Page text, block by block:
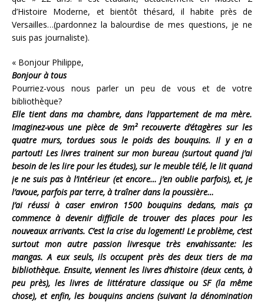
d’Histoire Moderne, et bientôt thésard, il habite près de
Versailles…(pardonnez la balourdise de mes questions, je ne
suis pas journaliste).
« Bonjour Philippe,
Bonjour à tous
Pourriez-vous nous parler un peu de vous et de votre
bibliothèque?
Elle tient dans ma chambre, dans l’appartement de ma mère.
Imaginez-vous une pièce de 9m² recouverte d’étagères sur les
quatre murs, tordues sous le poids des bouquins. Il y en a
partout! Les livres trainent sur mon bureau (surtout quand j’ai
besoin de les lire pour les études), sur le meuble télé, le lit quand
je ne suis pas à l’intérieur (et encore… j’en oublie parfois), et, je
l’avoue, parfois par terre, à traîner dans la poussière…
J’ai réussi à caser environ 1500 bouquins dedans, mais ça
commence à devenir difficile de trouver des places pour les
nouveaux arrivants. C’est la crise du logement! Le problème, c’est
surtout mon autre passion livresque très envahissante: les
mangas. A eux seuls, ils occupent près des deux tiers de ma
bibliothèque. Ensuite, viennent les livres d’histoire (deux cents, à
peu près), les livres de littérature classique ou SF (la même
chose), et enfin, les bouquins anciens (suivant la dénomination